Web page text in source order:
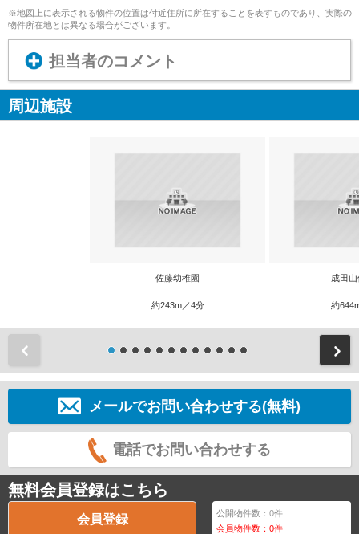
※地図上に表示される物件の位置は付近住所に所在することを表すものであり、実際の
物件所在地とは異なる場合がございます。
担当者のコメント
周辺施設
佐藤幼稚園
約243m／4分
成田
約
メールでお問い合わせする(無料)
電話でお問い合わせする
無料会員登録はこちら
会員登録 公開物件数：0件
会員物件数：0件